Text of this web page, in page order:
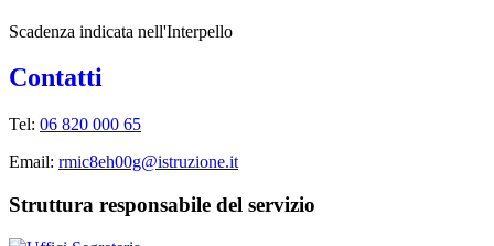
Scadenza indicata nell'Interpello
Contatti
Tel: 06 820 000 65
Email: rmic8eh00g@istruzione.it
Struttura responsabile del servizio